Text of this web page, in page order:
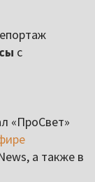
с
«ПроСвет»
а также в